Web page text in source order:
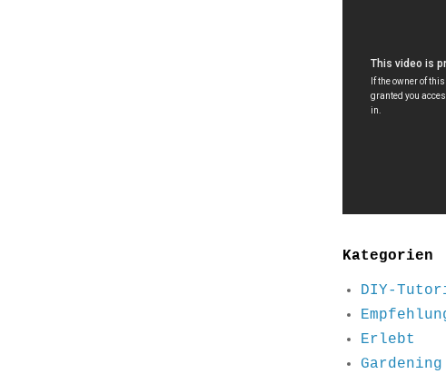
Kategorien
DIY-
Erlebt
Gardening